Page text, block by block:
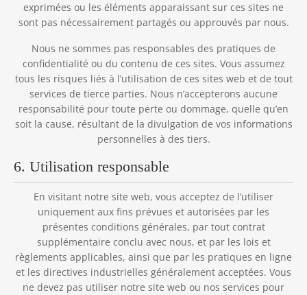
exprimées ou les éléments apparaissant sur ces sites ne
sont pas nécessairement partagés ou approuvés par nous.
Nous ne sommes pas responsables des pratiques de
confidentialité ou du contenu de ces sites. Vous assumez
tous les risques liés à l’utilisation de ces sites web et de tout
services de tierce parties. Nous n’accepterons aucune
responsabilité pour toute perte ou dommage, quelle qu’en
soit la cause, résultant de la divulgation de vos informations
personnelles à des tiers.
6. Utilisation responsable
En visitant notre site web, vous acceptez de l’utiliser
uniquement aux fins prévues et autorisées par les
présentes conditions générales, par tout contrat
supplémentaire conclu avec nous, et par les lois et
règlements applicables, ainsi que par les pratiques en ligne
et les directives industrielles généralement acceptées. Vous
ne devez pas utiliser notre site web ou nos services pour